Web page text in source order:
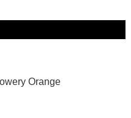
Orange